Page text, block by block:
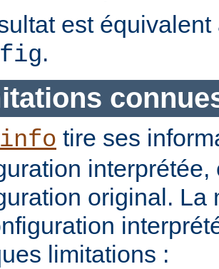
est
.
tire ses
original. La
limitations :